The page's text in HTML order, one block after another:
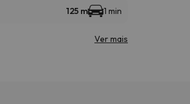
125 m 1 min
Ver mais